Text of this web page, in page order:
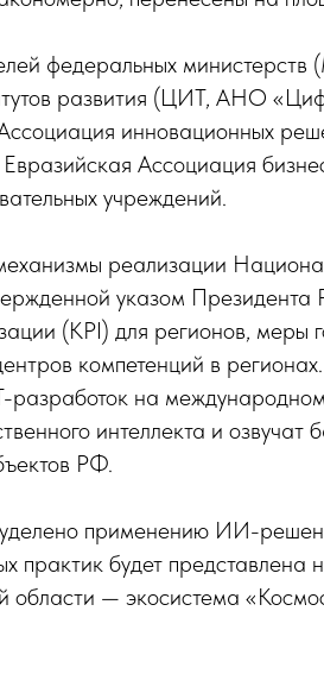
федеральных министерств
развития (ЦИТ, АНО
инновационных
Ассоциация
учреждений.
реализации
указом
(KPI) для регионов, меры
компетенций в
разработок на
интеллекта и озвучат
РФ.
уделено применению ИИ-
практик будет
области — экосистема